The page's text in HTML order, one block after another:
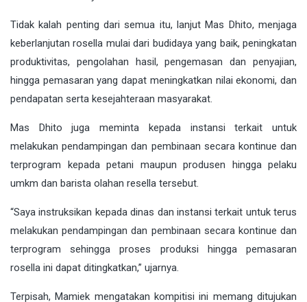
Tidak kalah penting dari semua itu, lanjut Mas Dhito, menjaga
keberlanjutan rosella mulai dari budidaya yang baik, peningkatan
produktivitas, pengolahan hasil, pengemasan dan penyajian,
hingga pemasaran yang dapat meningkatkan nilai ekonomi, dan
pendapatan serta kesejahteraan masyarakat.
Mas Dhito juga meminta kepada instansi terkait untuk
melakukan pendampingan dan pembinaan secara kontinue dan
terprogram kepada petani maupun produsen hingga pelaku
umkm dan barista olahan resella tersebut.
“Saya instruksikan kepada dinas dan instansi terkait untuk terus
melakukan pendampingan dan pembinaan secara kontinue dan
terprogram sehingga proses produksi hingga pemasaran
rosella ini dapat ditingkatkan,” ujarnya.
Terpisah, Mamiek mengatakan kompitisi ini memang ditujukan